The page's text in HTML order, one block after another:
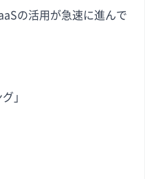
の活用が急速に進んで
」